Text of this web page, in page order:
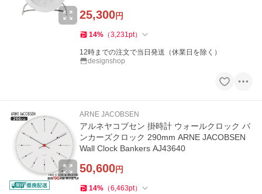
25,300円
14% （3,231pt）
12時までの注文で当日発送（休業日を除く）
designshop
ARNE JACOBSEN
アルネヤコブセン 掛時計 ウォールクロック バ
ンカーズクロック 290mm ARNE JACOBSEN
Wall Clock Bankers AJ43640
50,600円
14% （6,463pt）